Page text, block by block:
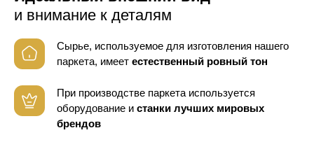
и внимание к деталям
Сырье, используемое для изготовления нашего
паркета, имеет естественный ровный тон
При производстве паркета используется
оборудование и станки лучших мировых
брендов